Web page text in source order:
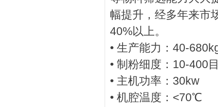
幅提升，经多年来市
40%以上。
• 生产能力：40-
• 制粉细度：10-400
• 主机功率：30kw
• 机腔温度：<70℃